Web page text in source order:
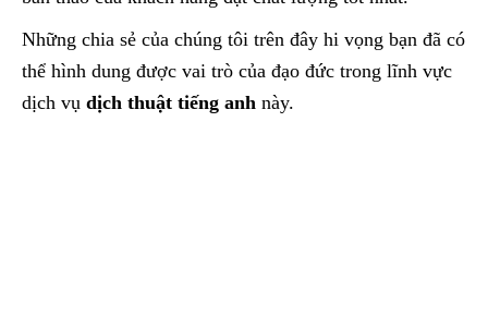
Những chia sẻ của chúng tôi trên đây hi vọng bạn đã có
thể hình dung được vai trò của đạo đức trong lĩnh vực
dịch vụ dịch thuật tiếng anh này.